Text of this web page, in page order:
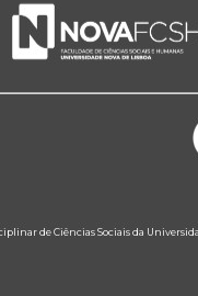
de Ciências Sociais da